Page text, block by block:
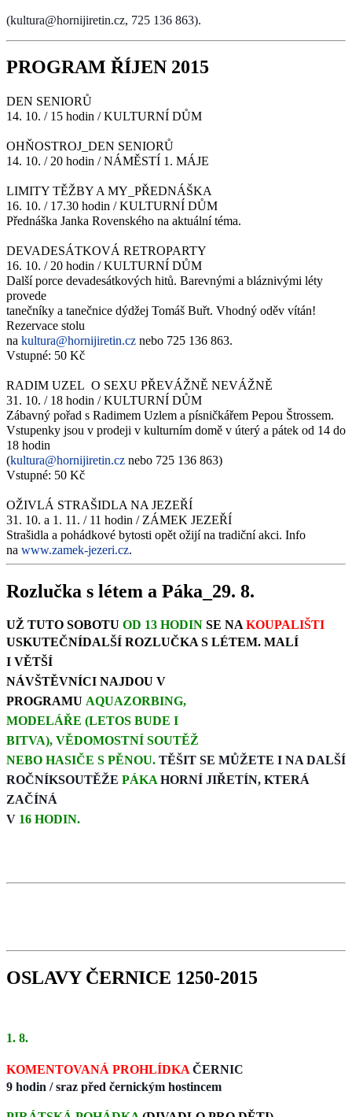
(kultura@hornijiretin.cz, 725 136 863).
PROGRAM ŘÍJEN 2015
DEN SENIORŮ
14. 10. / 15 hodin / KULTURNÍ DŮM
OHŇOSTROJ_DEN SENIORŮ
14. 10. / 20 hodin / NÁMĚSTÍ 1. MÁJE
LIMITY TĚŽBY A MY_PŘEDNÁŠKA
16. 10. / 17.30 hodin / KULTURNÍ DŮM
Přednáška Janka Rovenského na aktuální téma.
DEVADESÁTKOVÁ RETROPARTY
16. 10. / 20 hodin / KULTURNÍ DŮM
Další porce devadesátkových hitů. Barevnými a bláznivými léty
provede
tanečníky a tanečnice dýdžej Tomáš Buřt. Vhodný oděv vítán!
Rezervace stolu
na kultura@hornijiretin.cz nebo 725 136 863.
Vstupné: 50 Kč
RADIM UZEL O SEXU PŘEVÁŽNĚ NEVÁŽNĚ
31. 10. / 18 hodin / KULTURNÍ DŮM
Zábavný pořad s Radimem Uzlem a písničkářem Pepou Štrossem.
Vstupenky jsou v prodeji v kulturním domě v úterý a pátek od 14 do
18 hodin
(kultura@hornijiretin.cz nebo 725 136 863)
Vstupné: 50 Kč
OŽIVLÁ STRAŠIDLA NA JEZEŘÍ
31. 10. a 1. 11. / 11 hodin / ZÁMEK JEZEŘÍ
Strašidla a pohádkové bytosti opět ožijí na tradiční akci. Info
na www.zamek-jezeri.cz.
Rozlučka s létem a Páka_29. 8.
UŽ TUTO SOBOTU OD 13 HODIN SE NA KOUPALIŠTI
USKUTEČNÍDALŠÍ ROZLUČKA S LÉTEM. MALÍ
I VĚTŠÍ
NÁVŠTĚVNÍCI NAJDOU V
PROGRAMU AQUAZORBING,
MODELÁŘE (LETOS BUDE I
BITVA), VĚDOMOSTNÍ SOUTĚŽ
NEBO HASIČE S PĚNOU. TĚŠIT SE MŮŽETE I NA DALŠÍ
ROČNÍKSOUTĚŽE PÁKA HORNÍ JIŘETÍN, KTERÁ
ZAČÍNÁ
V 16 HODIN.
OSLAVY ČERNICE 1250-2015
1. 8.
KOMENTOVANÁ PROHLÍDKA ČERNIC
9 hodin / sraz před černickým hostincem